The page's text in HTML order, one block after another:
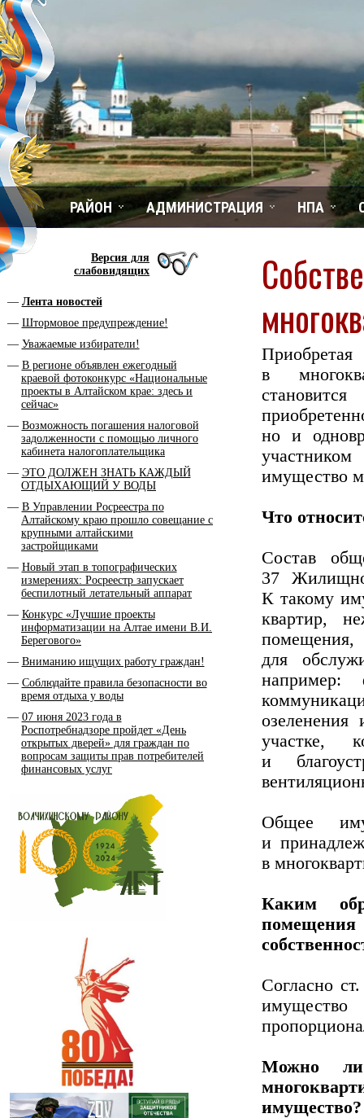
РАЙОН АДМИНИСТРАЦИЯ НПА
Версия для
слабовидящих
Лента новостей
Штормовое предупреждение!
Уважаемые избиратели!
В регионе объявлен ежегодный
краевой фотоконкурс «Национальные
проекты в Алтайском крае: здесь и
сейчас»
Возможность погашения налоговой
задолженности с помощью личного
кабинета налогоплательщика
ЭТО ДОЛЖЕН ЗНАТЬ КАЖДЫЙ
ОТДЫХАЮЩИЙ У ВОДЫ
В Управлении Росреестра по
Алтайскому краю прошло совещание с
крупными алтайскими
застройщиками
Новый этап в топографических
измерениях: Росреестр запускает
беспилотный летательный аппарат
Конкурс «Лучшие проекты
информатизации на Алтае имени В.И.
Берегового»
Вниманию ищущих работу граждан!
Соблюдайте правила безопасности во
время отдыха у воды
07 июня 2023 года в
Роспотребнадзоре пройдет «День
открытых дверей» для граждан по
вопросам защиты прав потребителей
финансовых услуг
в
но и
имущество
Что
Состав
37
К такому
квартир,
помещения,
для
например:
озеленения
участке,
и
Общее
и
в
Каким
Согласно
имущество
Можно ли
имущество?